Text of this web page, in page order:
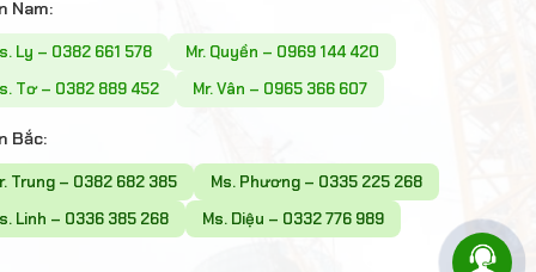
Nam:
Ly – 0382 661 578
Mr. Quyền – 0969 144 420
Tơ – 0382 889 452
Mr. Vân – 0965 366 607
Bắc:
Trung – 0382 682 385
Ms. Phương – 0335 225 268
Linh – 0336 385 268
Ms. Diệu – 0332 776 989